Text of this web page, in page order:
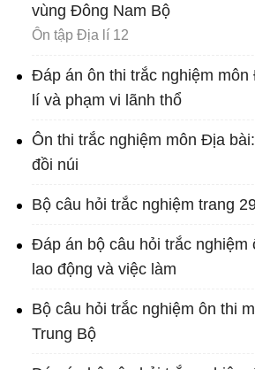
vùng Đông Nam Bộ
Ôn tập Địa lí 12
Đáp án ôn thi trắc nghiệm
lí và phạm vi lãnh thổ
Ôn thi trắc nghiệm môn Địa
đồi núi
Bộ câu hỏi trắc nghiệm trang
Đáp án bộ câu hỏi trắc nghiệm
lao động và việc làm
Bộ câu hỏi trắc nghiệm ôn thi
Trung Bộ